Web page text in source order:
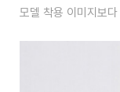
모델 착용 이미지보